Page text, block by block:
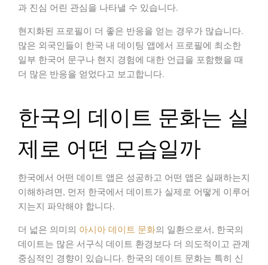
과 진심 어린 관심을 나타낼 수 있습니다.
현지화된 프로필이 더 좋은 반응을 얻는 경우가 많습니다.
많은 외국인들이 한국 내 데이팅 앱에서 프로필에 최소한
일부 한국어 문구나 현지 경험에 대한 언급을 포함했을 때
더 많은 반응을 얻었다고 보고합니다.
한국의 데이트 문화는 실
제로 어떤 모습일까
한국에서 어떤 데이트 앱은 성공하고 어떤 앱은 실패하는지
이해하려면, 먼저 한국에서 데이트가 실제로 어떻게 이루어
지는지 파악해야 합니다.
더 넓은 의미의 아시아 데이트 문화의 일환으로서, 한국의
데이트는 많은 서구식 데이트 환경보다 더 의도적이고 관계
중심적인 경향이 있습니다. 한국의 데이트 문화는 특히 신